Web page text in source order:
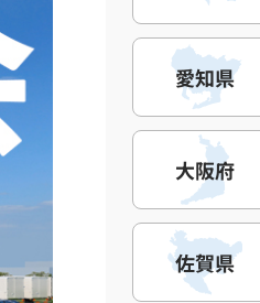
愛知県
大阪府
佐賀県